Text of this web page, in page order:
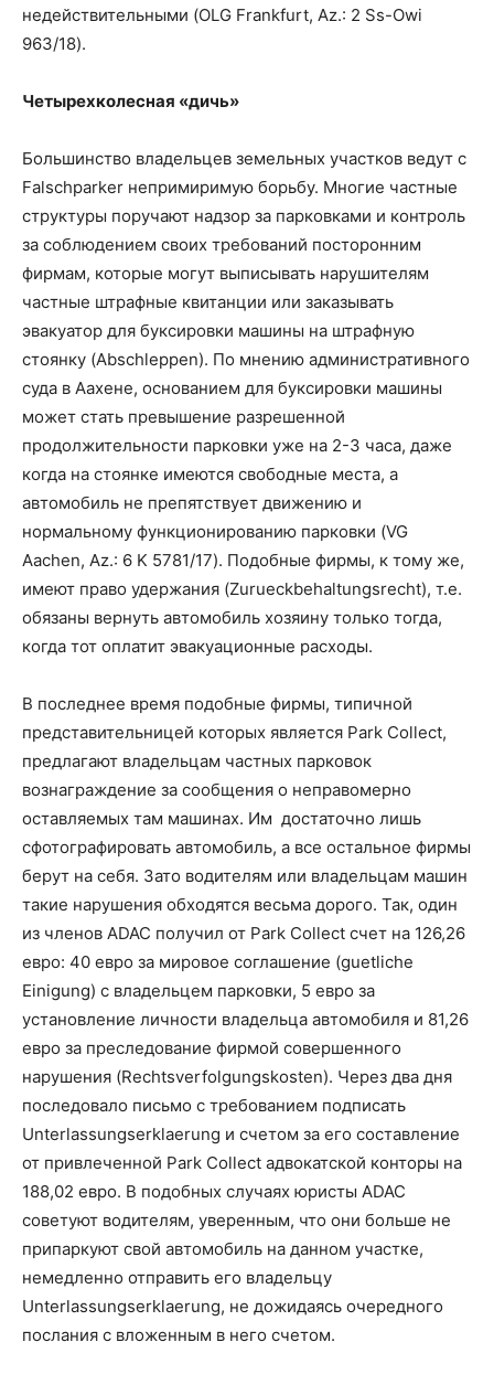
недействительными (OLG Frankfurt, Az.: 2 Ss-Owi
963/18).
Четырехколесная «дичь»
Большинство владельцев земельных участков ведут с
Falschparker непримиримую борьбу. Многие частные
структуры поручают надзор за парковками и контроль
за соблюдением своих требований посторонним
фирмам, которые могут выписывать нарушителям
частные штрафные квитанции или заказывать
эвакуатор для буксировки машины на штрафную
стоянку (Abschleppen). По мнению административного
суда в Аахене, основанием для буксировки машины
может стать превышение разрешенной
продолжительности парковки уже на 2-3 часа, даже
когда на стоянке имеются свободные места, а
автомобиль не препятствует движению и
нормальному функционированию парковки (VG
Aachen, Az.: 6 K 5781/17). Подобные фирмы, к тому же,
имеют право удержания (Zurueckbehaltungsrecht), т.е.
обязаны вернуть автомобиль хозяину только тогда,
когда тот оплатит эвакуационные расходы.
В последнее время подобные фирмы, типичной
представительницей которых является Park Collect,
предлагают владельцам частных парковок
вознаграждение за сообщения о неправомерно
оставляемых там машинах. Им достаточно лишь
сфотографировать автомобиль, а все остальное фирмы
берут на себя. Зато водителям или владельцам машин
такие нарушения обходятся весьма дорого. Так, один
из членов ADAC получил от Park Collect счет на 126,26
евро: 40 евро за мировое соглашение (guetliche
Einigung) с владельцем парковки, 5 евро за
установление личности владельца автомобиля и 81,26
евро за преследование фирмой совершенного
нарушения (Rechtsverfolgungskosten). Через два дня
последовало письмо с требованием подписать
Unterlassungserklaerung и счетом за его составление
от привлеченной Park Collect адвокатской конторы на
188,02 евро. В подобных случаях юристы ADAC
советуют водителям, уверенным, что они больше не
припаркуют свой автомобиль на данном участке,
немедленно отправить его владельцу
Unterlassungserklaerung, не дожидаясь очередного
послания с вложенным в него счетом.